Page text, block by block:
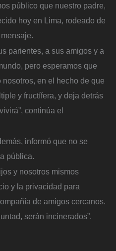
público que nuestro padre,
hoy en Lima, rodeado de
parientes, a sus amigos y a
pero esperamos que
en el hecho de que
y fructífera, y deja detrás
continúa el
informó que no se
pública.
y nosotros mismos
y la privacidad para
de amigos cercanos.
serán incinerados”.